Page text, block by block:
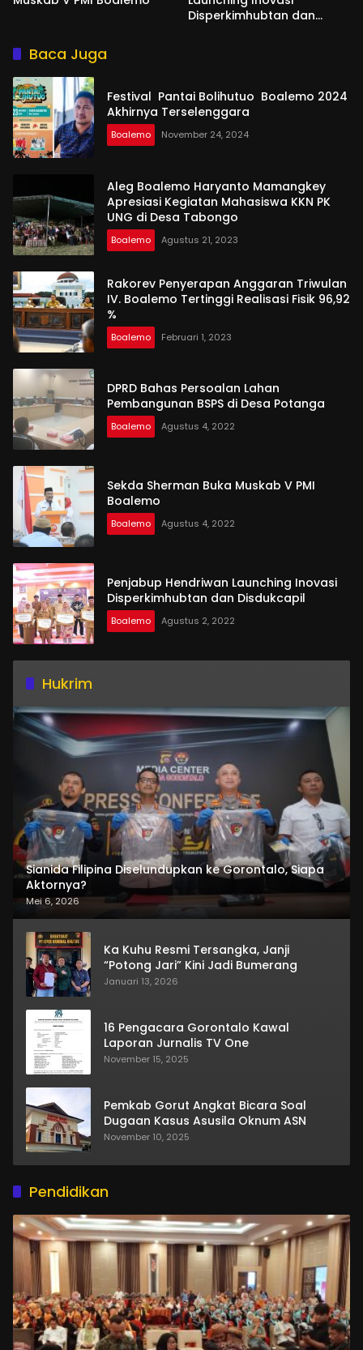
Disperkimhubtan dan
Baca Juga
Festival Pantai Bolihutuo Boalemo 2024
Akhirnya Terselenggara
Boalemo November 24, 2024
Aleg Boalemo Haryanto Mamangkey
Apresiasi Kegiatan Mahasiswa KKN PK
UNG di Desa Tabongo
Boalemo Agustus 21, 2023
Rakorev Penyerapan Anggaran Triwulan
IV. Boalemo Tertinggi Realisasi Fisik 96,92
%
Boalemo Februari 1, 2023
DPRD Bahas Persoalan Lahan
Pembangunan BSPS di Desa Potanga
Boalemo Agustus 4, 2022
Sekda Sherman Buka Muskab V PMI
Boalemo
Boalemo Agustus 4, 2022
Penjabup Hendriwan Launching Inovasi
Disperkimhubtan dan Disdukcapil
Boalemo Agustus 2, 2022
Hukrim
Sianida Filipina Diselundupkan ke Gorontalo, Siapa
Aktornya?
Mei 6, 2026
Ka Kuhu Resmi Tersangka, Janji
“Potong Jari” Kini Jadi Bumerang
Januari 13, 2026
16 Pengacara Gorontalo Kawal
Laporan Jurnalis TV One
November 15, 2025
Pemkab Gorut Angkat Bicara Soal
Dugaan Kasus Asusila Oknum ASN
November 10, 2025
Pendidikan